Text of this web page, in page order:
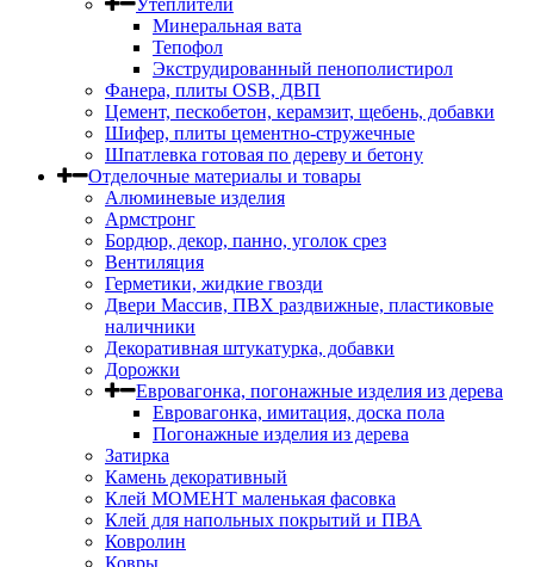
Утеплители
Минеральная вата
Тепофол
Экструдированный пенополистирол
Фанера, плиты OSB, ДВП
Цемент, пескобетон, керамзит, щебень, добавки
Шифер, плиты цементно-стружечные
Шпатлевка готовая по дереву и бетону
Отделочные материалы и товары
Алюминевые изделия
Армстронг
Бордюр, декор, панно, уголок срез
Вентиляция
Герметики, жидкие гвозди
Двери Массив, ПВХ раздвижные, пластиковые
наличники
Декоративная штукатурка, добавки
Дорожки
Евровагонка, погонажные изделия из дерева
Евровагонка, имитация, доска пола
Погонажные изделия из дерева
Затирка
Камень декоративный
Клей МОМЕНТ маленькая фасовка
Клей для напольных покрытий и ПВА
Ковролин
Ковры